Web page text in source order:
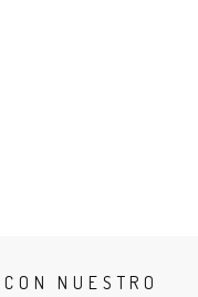
NUESTRO